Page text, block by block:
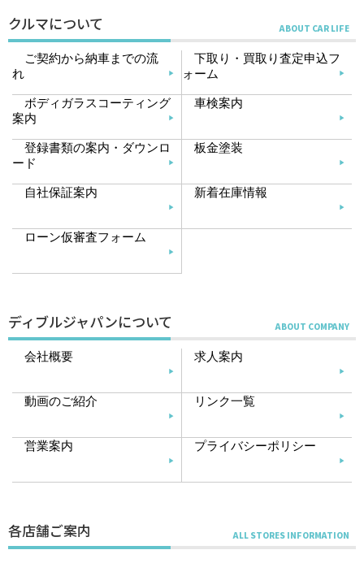
クルマについて
ご契約から納車までの流
れ
下取り・買取り査定申込フ
ォーム
ボディガラスコーティング
案内
車検案内
登録書類の案内・ダウンロ
ード
板金塗装
自社保証案内 新着在庫情報
ローン仮審査フォーム
ディブルジャパンについて
会社概要 求人案内
動画のご紹介 リンク一覧
営業案内 プライバシーポリシー
各店舗ご案内